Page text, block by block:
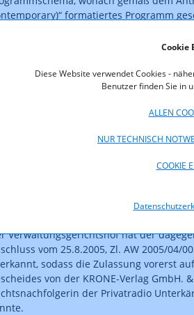
Cookie
Diese Website verwendet Cookies -
Benutzer finden Sie in
ALLEN
NUR TECHNISCH
COOKIE
formatiertes Programm
Region über 35 Jahre abzielt. Hierbei
der 60-er und 70- er Jahre
im Wortformat ist die
Tägliche Fixelemente des
über politische,
der Region, lokale Beiträge mit
Veranstaltungskalender, lokaler
In fixen
lokalen Interessensvertretungen
Zeit von 6:00 Uhr bis 18:00 Uhr wird
produziert. Die nationalen und
einem anderen Anbieter übernommen.
ein automatisiertes eigenständiges
Verwaltungsgerichtshof hat der
vom 25.8.2005, Zl. AW 2005/04/
sodass die Zulassung vorerst
von der KRONE-Verlag GmbH.
der Privatradio